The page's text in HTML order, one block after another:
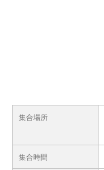
集合場所
集合時間